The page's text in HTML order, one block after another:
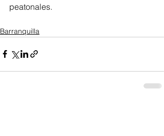
peatonales.
Barranquilla